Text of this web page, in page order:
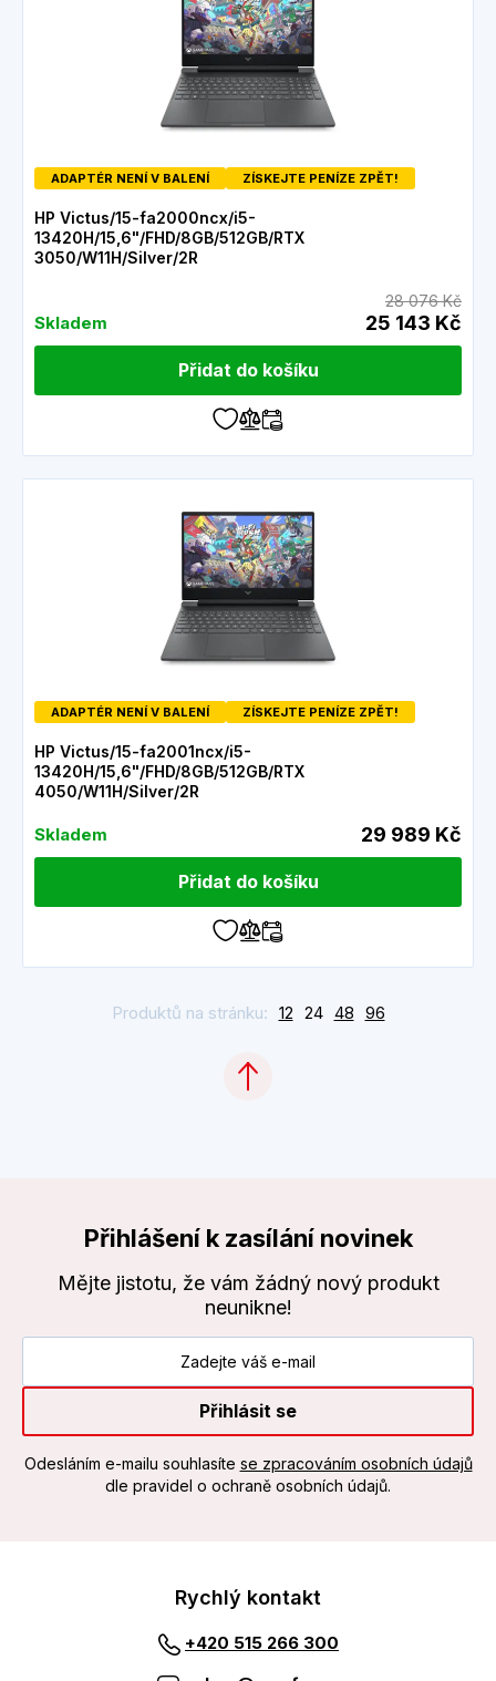
ADAPTÉR NENÍ V BALENÍ ZÍSKEJTE PENÍZE ZPĚT!
HP Victus/15-fa2000ncx/i5-
13420H/15,6"/FHD/8GB/512GB/RTX
3050/W11H/Silver/2R
Skladem
28 076 Kč
25 143 Kč
Přidat do košíku
ADAPTÉR NENÍ V BALENÍ ZÍSKEJTE PENÍZE ZPĚT!
HP Victus/15-fa2001ncx/i5-
13420H/15,6"/FHD/8GB/512GB/RTX
4050/W11H/Silver/2R
Skladem 29 989 Kč
Přidat do košíku
Produktů na stránku: 12 24 48 96
Přihlášení k zasílání novinek
Mějte jistotu, že vám žádný nový produkt
neunikne!
Přihlásit se
Odesláním e-mailu souhlasíte se zpracováním osobních údajů
dle pravidel o ochraně osobních údajů.
Rychlý kontakt
+420 515 266 300